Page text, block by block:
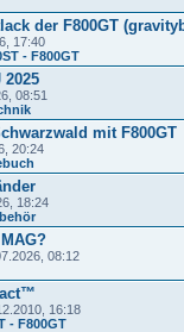
der F800GT
17:40
- F800GT
2025
08:51
mit F800GT
20:24
18:24
08:12
16:18
- F800GT